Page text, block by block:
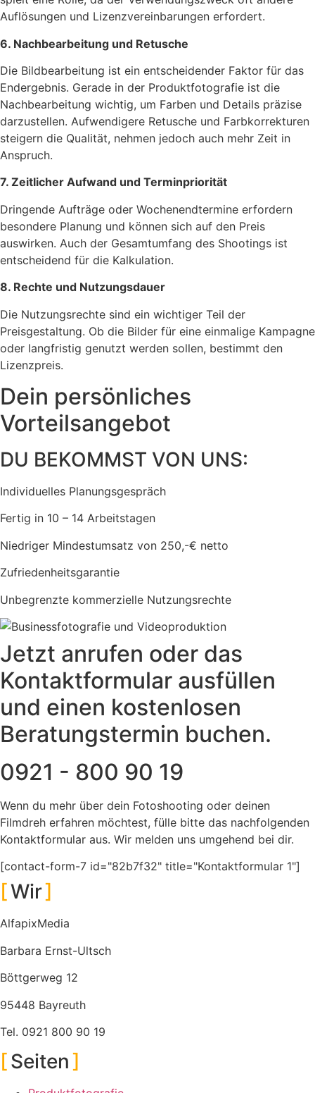
Auflösungen und Lizenzvereinbarungen erfordert.
6. Nachbearbeitung und Retusche
Die Bildbearbeitung ist ein entscheidender Faktor für das
Endergebnis. Gerade in der Produktfotografie ist die
Nachbearbeitung wichtig, um Farben und Details präzise
darzustellen. Aufwendigere Retusche und Farbkorrekturen
steigern die Qualität, nehmen jedoch auch mehr Zeit in
Anspruch.
7. Zeitlicher Aufwand und Terminpriorität
Dringende Aufträge oder Wochenendtermine erfordern
besondere Planung und können sich auf den Preis
auswirken. Auch der Gesamtumfang des Shootings ist
entscheidend für die Kalkulation.
8. Rechte und Nutzungsdauer
Die Nutzungsrechte sind ein wichtiger Teil der
Preisgestaltung. Ob die Bilder für eine einmalige Kampagne
oder langfristig genutzt werden sollen, bestimmt den
Lizenzpreis.
Dein persönliches
Vorteilsangebot
DU BEKOMMST VON UNS:
Individuelles Planungsgespräch
Fertig in 10 – 14 Arbeitstagen
Niedriger Mindestumsatz von 250,-€ netto
Zufriedenheitsgarantie
Unbegrenzte kommerzielle Nutzungsrechte
Jetzt anrufen oder das
Kontaktformular ausfüllen
und einen kostenlosen
Beratungstermin buchen.
0921 - 800 90 19
Wenn du mehr über dein Fotoshooting oder deinen
Filmdreh erfahren möchtest, fülle bitte das nachfolgenden
Kontaktformular aus. Wir melden uns umgehend bei dir.
[contact-form-7 id="82b7f32" title="Kontaktformular 1"]
Wir
AlfapixMedia
Barbara Ernst-Ultsch
Böttgerweg 12
95448 Bayreuth
Tel. 0921 800 90 19
Seiten